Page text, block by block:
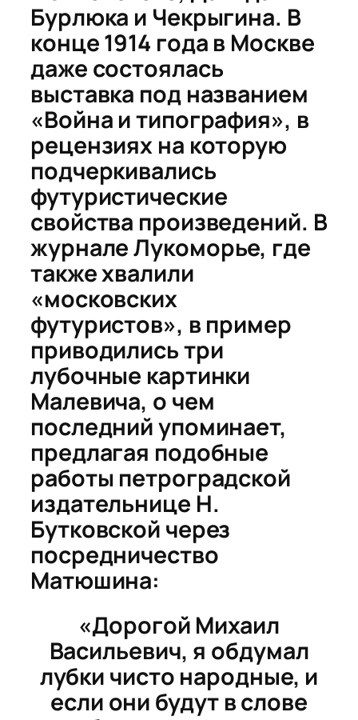
Бурлюка и Чекрыгина. В
конце 1914 года в Москве
даже состоялась
выставка под названием
«Война и типография», в
рецензиях на которую
подчеркивались
футуристические
свойства произведений. В
журналеЛукоморье, где
также хвалили
«московских
футуристов», в пример
приводились три
лубочные картинки
Малевича, о чем
последний упоминает,
предлагая подобные
работы петроградской
издательнице Н.
Бутковской через
посредничество
Матюшина:
«Дорогой Михаил
Васильевич, я обдумал
лубки чисто народные, и
если они будут в слове